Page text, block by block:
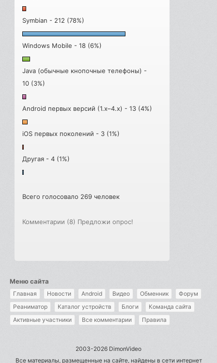
Symbian - 212 (78%)
Windows Mobile - 18 (6%)
Java (обычные кнопочные телефоны) -
10 (3%)
Android первых версий (1.x–4.x) - 13 (4%)
iOS первых поколений - 3 (1%)
Другая - 4 (1%)
Всего голосовало 269 человек
Комментарии (8) Предложи опрос!
Меню сайта
Главная Новости Android Видео Обменник
Форум
Реаниматор
Каталог устройств Блоги
Команда сайта
Активные участники
Все комментарии Правила
2003-2026 DimonVideo
Все материалы, размещенные на сайте, найдены в сети интернет